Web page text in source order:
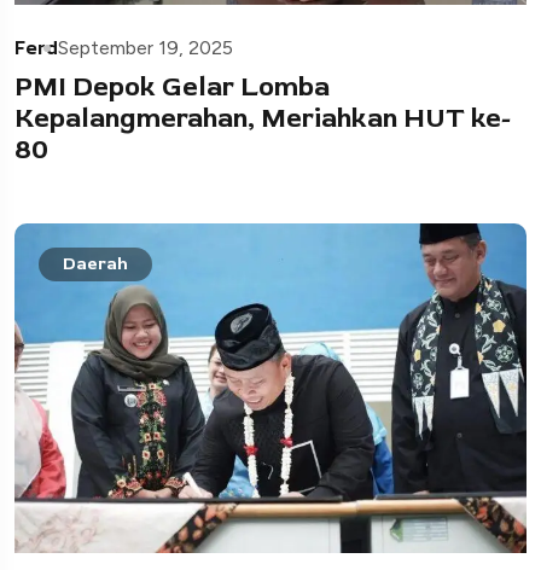
FerdSeptember 19, 2025
PMI Depok Gelar Lomba
Kepalangmerahan, Meriahkan HUT ke-
80
Daerah